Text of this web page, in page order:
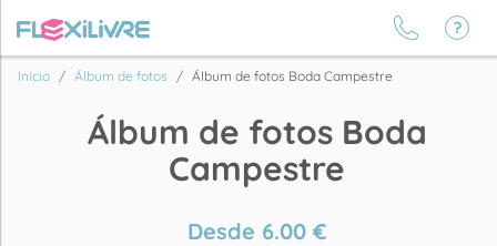
Inicio Álbum de fotos Álbum de fotos Boda Campestre
Álbum de fotos Boda
Campestre
Desde 6.00€